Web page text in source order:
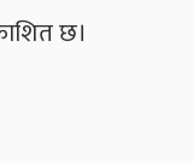
छ।